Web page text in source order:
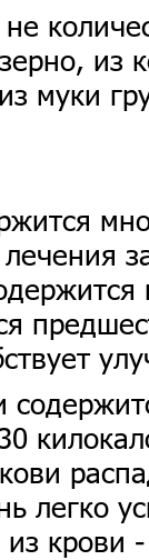
из
муки
легко
крови